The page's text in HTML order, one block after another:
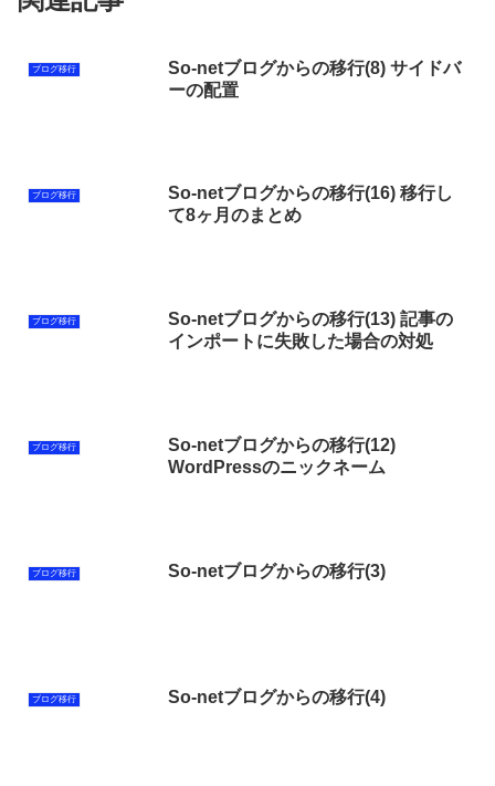
ブログ移行
So-netブログからの移行(8) サイドバ
ーの配置
ブログ移行
So-netブログからの移行(16) 移行し
て8ヶ月のまとめ
ブログ移行
So-netブログからの移行(13) 記事の
インポートに失敗した場合の対処
ブログ移行
So-netブログからの移行(12)
WordPressのニックネーム
ブログ移行 So-netブログからの移行(3)
ブログ移行 So-netブログからの移行(4)